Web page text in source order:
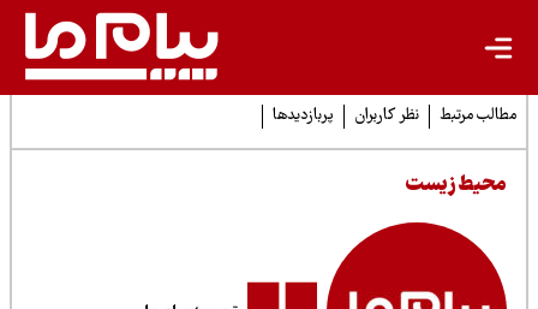
مرتبط نظر کاربران پربازدیدها
زیست